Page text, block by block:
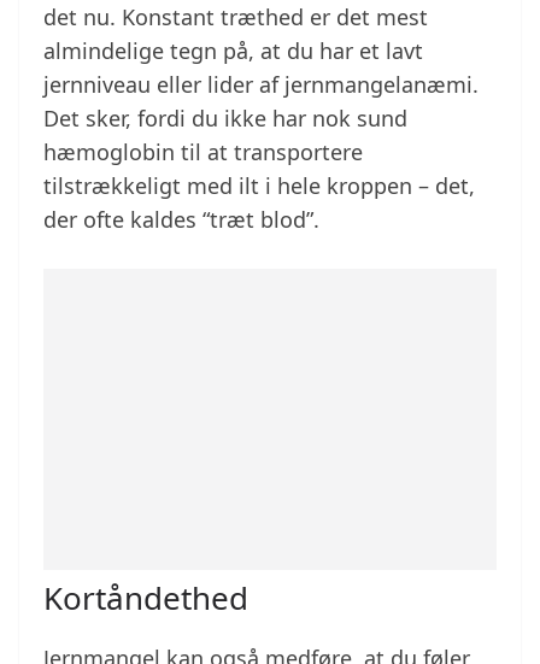
det nu. Konstant træthed er det mest
almindelige tegn på, at du har et lavt
jernniveau eller lider af jernmangelanæmi.
Det sker, fordi du ikke har nok sund
hæmoglobin til at transportere
tilstrækkeligt med ilt i hele kroppen – det,
der ofte kaldes “træt blod”.
Kortåndethed